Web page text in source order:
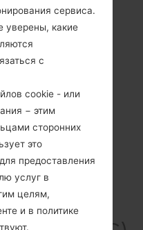
сервиса.
уверены, какие
с
cookie - или
− этим
сторонних
это
предоставления
услуг в
целям,
и в политике